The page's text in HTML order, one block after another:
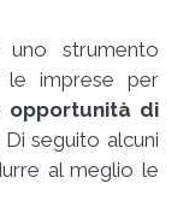
strumento
le imprese per
opportunità di
Di seguito alcuni
al meglio le